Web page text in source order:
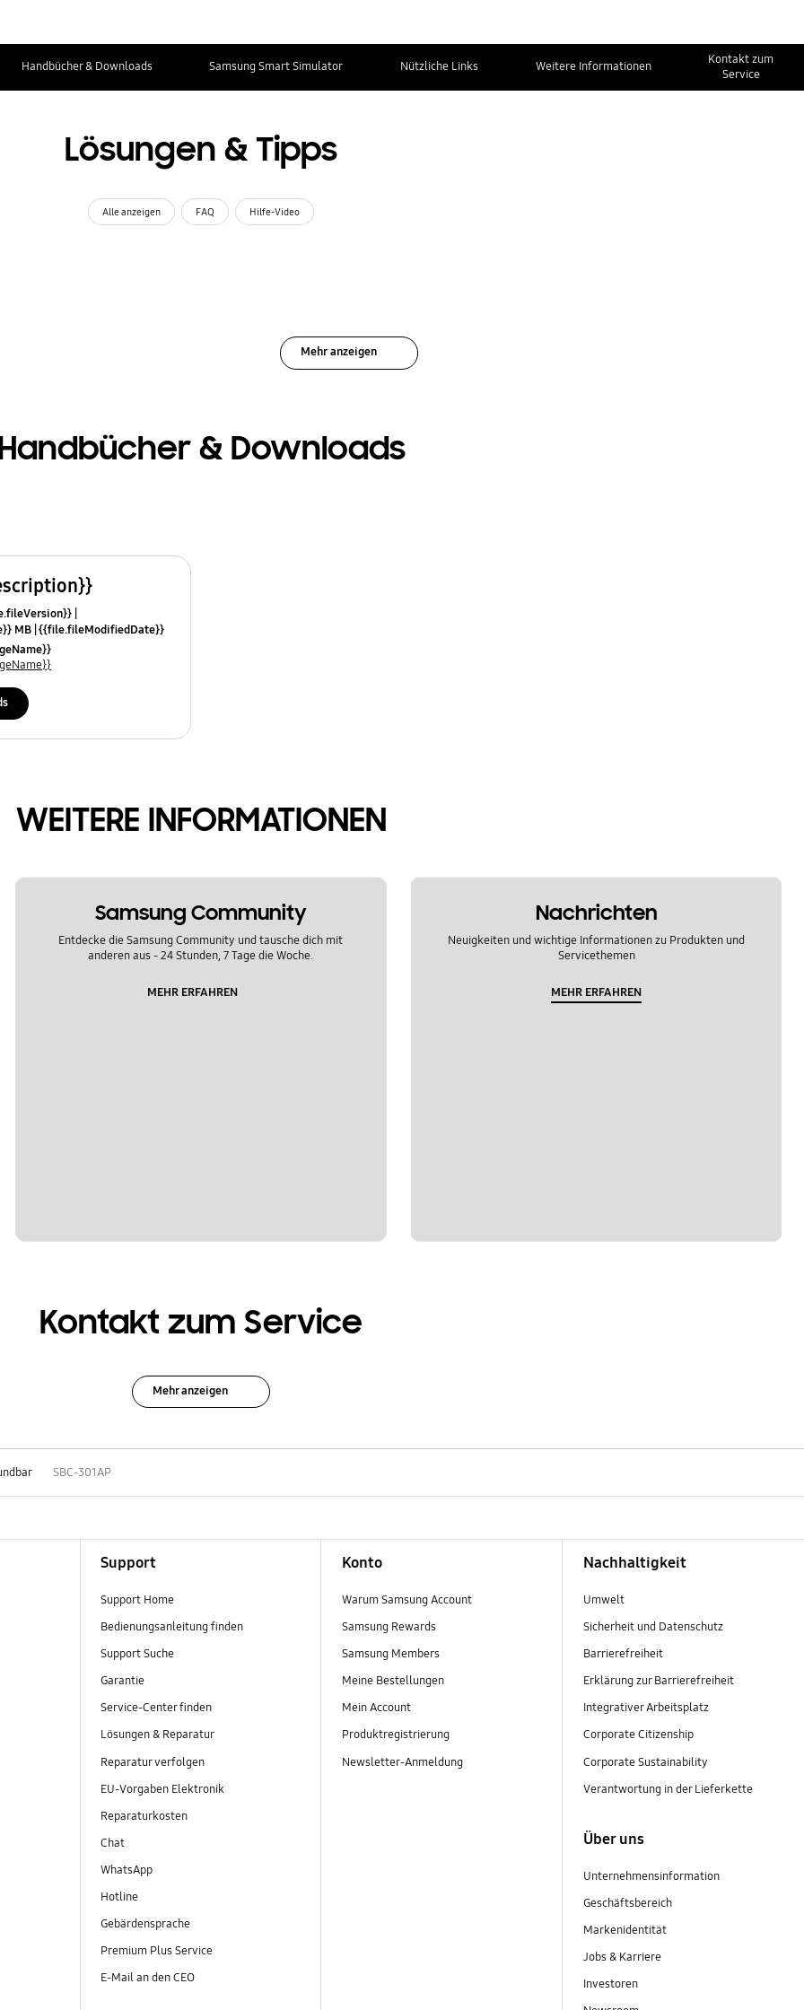
Handbücher & Downloads Samsung Smart Simulator Nützliche Links Weitere Informationen
Kontakt zum
Service
Lösungen & Tipps
Alle anzeigen FAQ Hilfe-Video
Mehr anzeigen
& Downloads
MB {{file.fileModifiedDate}}
WEITERE INFORMATIONEN
Samsung Community
Entdecke die Samsung Community und tausche dich mit
anderen aus - 24 Stunden, 7 Tage die Woche.
MEHR ERFAHREN
Nachrichten
Neuigkeiten und wichtige Informationen zu Produkten und
Servicethemen
MEHR ERFAHREN
Kontakt zum Service
Mehr anzeigen
SBC-301AP
Support
Support Home
Bedienungsanleitung finden
Support Suche
Garantie
Service-Center finden
Lösungen & Reparatur
Reparatur verfolgen
EU-Vorgaben Elektronik
Reparaturkosten
Chat
WhatsApp
Hotline
Gebärdensprache
Premium Plus Service
E-Mail an den CEO
Konto
Warum Samsung Account
Samsung Rewards
Samsung Members
Meine Bestellungen
Mein Account
Produktregistrierung
Newsletter-Anmeldung
Nachhaltigkeit
Umwelt
Sicherheit und Datenschutz
Barrierefreiheit
Erklärung zur Barrierefreiheit
Integrativer Arbeitsplatz
Corporate Citizenship
Corporate Sustainability
Verantwortung in der Lieferkette
Über uns
Unternehmensinformation
Geschäftsbereich
Markenidentität
Jobs & Karriere
Investoren